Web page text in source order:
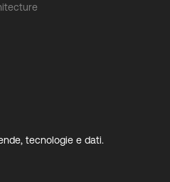
tecnologie e dati.